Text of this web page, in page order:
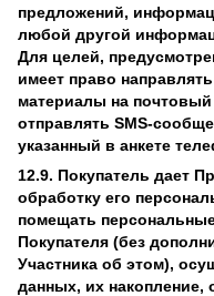
предложений,
любой другой
Для целей,
имеет право
материалы на почтовый
отправлять SMS-
указанный в анкете
12.9. Покупатель дает
обработку его
помещать
Покупателя (без
Участника об этом),
данных, их накопление,